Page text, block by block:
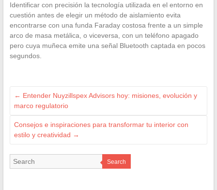
Identificar con precisión la tecnología utilizada en el entorno en
cuestión antes de elegir un método de aislamiento evita
encontrarse con una funda Faraday costosa frente a un simple
arco de masa metálica, o viceversa, con un teléfono apagado
pero cuya muñeca emite una señal Bluetooth captada en pocos
segundos.
← Entender Nuyzillspex Advisors hoy: misiones, evolución y
marco regulatorio
Consejos e inspiraciones para transformar tu interior con
estilo y creatividad →
Search